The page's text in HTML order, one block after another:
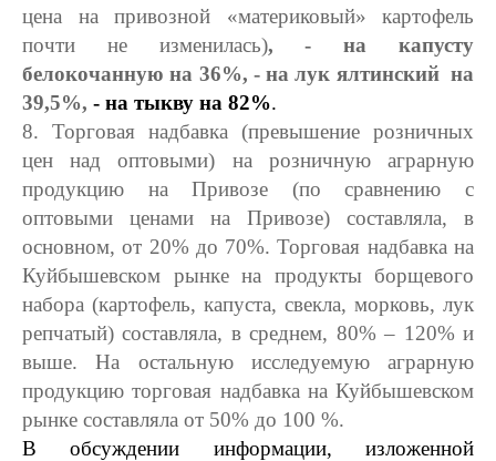
цена на привозной «материковый» картофель
почти не изменилась), - на капусту
белокочанную на 36%, - на лук ялтинский на
39,5%, - на тыкву на 82%.
8. Торговая надбавка (превышение розничных
цен над оптовыми) на розничную аграрную
продукцию на Привозе (по сравнению с
оптовыми ценами на Привозе) составляла, в
основном, от 20% до 70%. Торговая надбавка на
Куйбышевском рынке на продукты борщевого
набора (картофель, капуста, свекла, морковь, лук
репчатый) составляла, в среднем, 80% – 120% и
выше. На остальную исследуемую аграрную
продукцию торговая надбавка на Куйбышевском
рынке составляла от 50% до 100 %.
В обсуждении информации, изложенной